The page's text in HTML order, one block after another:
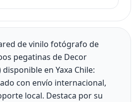
de vinilo fotógrafo de
pegatinas de Decor
en Yaxa Chile:
con envío internacional,
local. Destaca por su